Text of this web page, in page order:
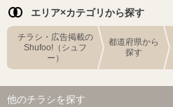
エリア×カテゴリから探す
チラシ・広告掲載の
Shufoo!（シュフ
ー）
都道府県から
探す
他のチラシを探す